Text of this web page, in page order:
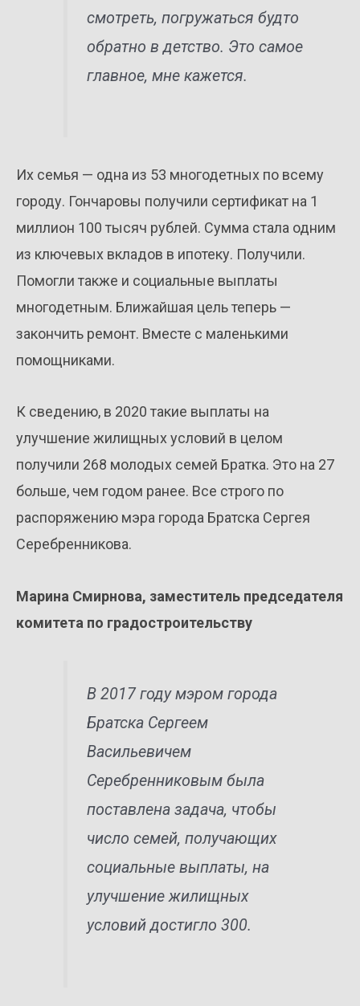
смотреть, погружаться будто
обратно в детство. Это самое
главное, мне кажется.
Их семья — одна из 53 многодетных по всему
городу. Гончаровы получили сертификат на 1
миллион 100 тысяч рублей. Сумма стала одним
из ключевых вкладов в ипотеку. Получили.
Помогли также и социальные выплаты
многодетным. Ближайшая цель теперь —
закончить ремонт. Вместе с маленькими
помощниками.
К сведению, в 2020 такие выплаты на
улучшение жилищных условий в целом
получили 268 молодых семей Братка. Это на 27
больше, чем годом ранее. Все строго по
распоряжению мэра города Братска Сергея
Серебренникова.
Марина Смирнова, заместитель председателя
комитета по градостроительству
В 2017 году мэром города
Братска Сергеем
Васильевичем
Серебренниковым была
поставлена задача, чтобы
число семей, получающих
социальные выплаты, на
улучшение жилищных
условий достигло 300.